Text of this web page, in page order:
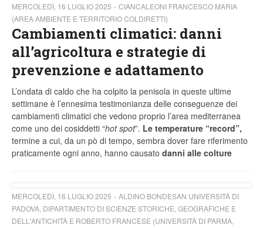
MERCOLEDÌ, 16 LUGLIO 2025
CIANCALEONI FRANCESCO MARIA
(AREA AMBIENTE E TERRITORIO COLDIRETTI)
Cambiamenti climatici: danni
all’agricoltura e strategie di
prevenzione e adattamento
L’ondata di caldo che ha colpito la penisola in queste ultime
settimane è l’ennesima testimonianza delle conseguenze dei
cambiamenti climatici che vedono proprio l’area mediterranea
come uno dei cosiddetti “hot spot”. Le temperature “record”,
termine a cui, da un pò di tempo, sembra dover fare riferimento
praticamente ogni anno, hanno causato danni alle colture
MERCOLEDÌ, 16 LUGLIO 2025
ALDINO BONDESAN UNIVERSITÀ DI
PADOVA, DIPARTIMENTO DI SCIENZE STORICHE, GEOGRAFICHE E
DELL'ANTICHITÀ E ROBERTO FRANCESE (UNIVERSITÀ DI PARMA,